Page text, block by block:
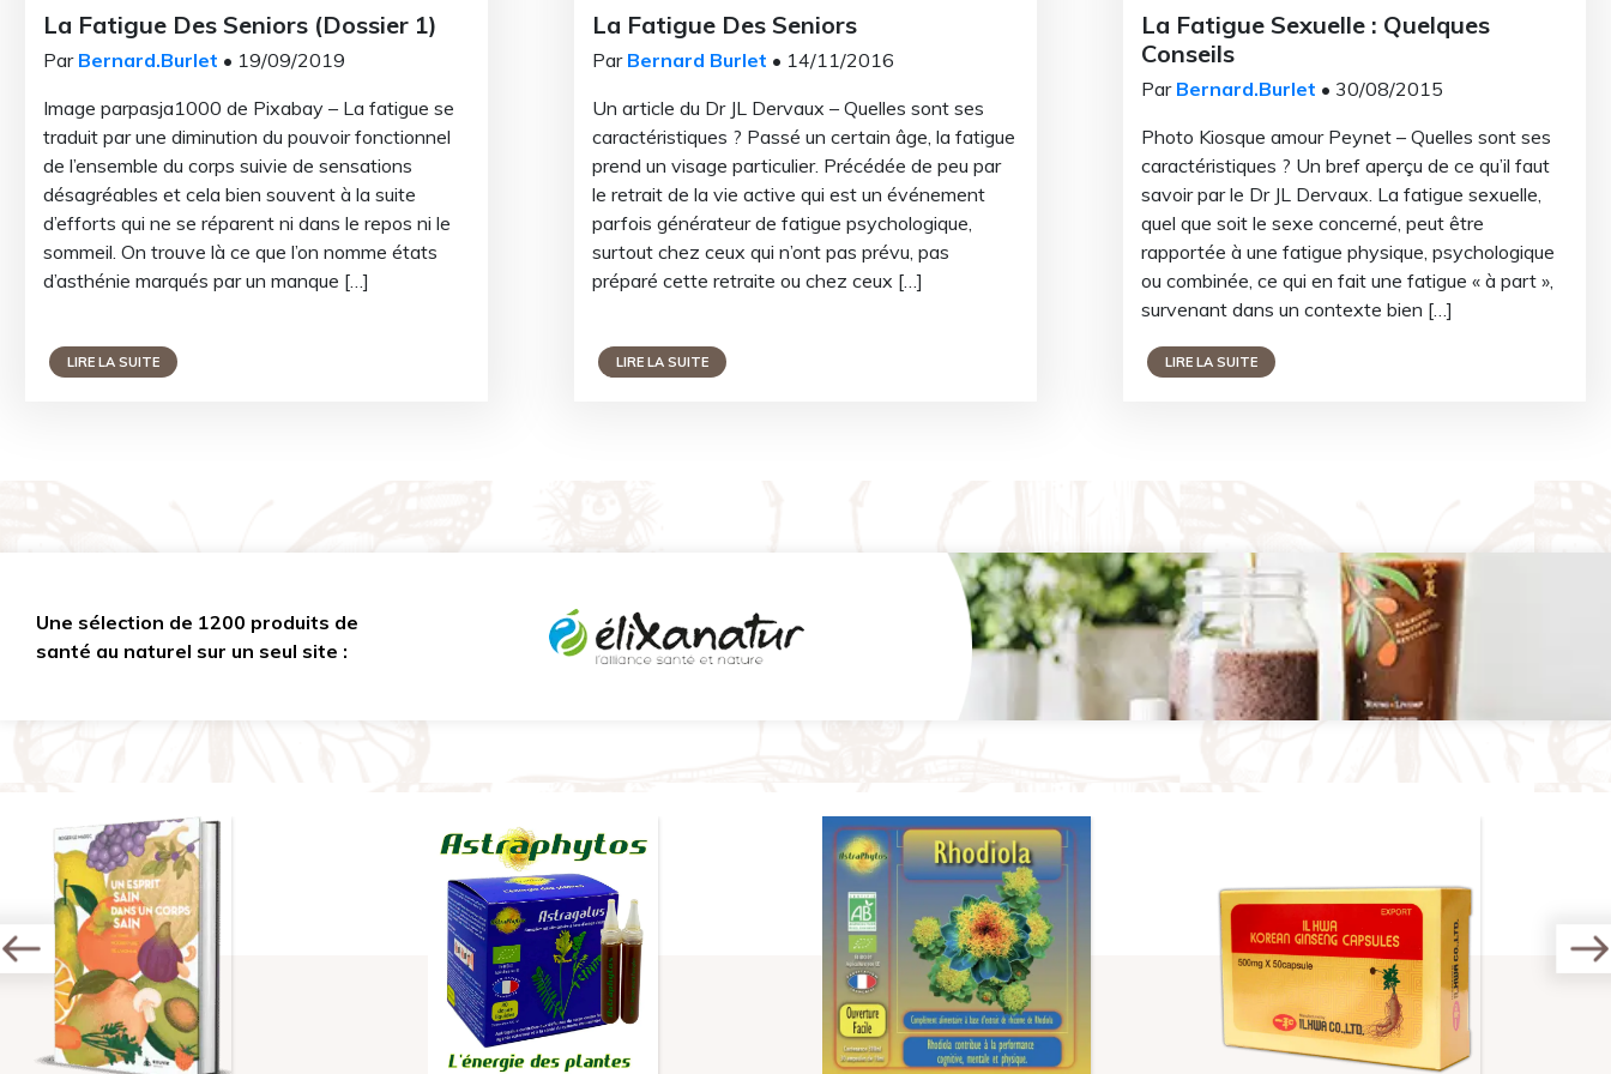
La Fatigue Des Seniors (Dossier 1)
Par Bernard.Burlet • 19/09/2019
Image parpasja1000 de Pixabay – La fatigue se
traduit par une diminution du pouvoir fonctionnel
de l’ensemble du corps suivie de sensations
désagréables et cela bien souvent à la suite
d’efforts qui ne se réparent ni dans le repos ni le
sommeil. On trouve là ce que l’on nomme états
d’asthénie marqués par un manque […]
LIRE LA SUITE
La Fatigue Des Seniors
Par Bernard Burlet • 14/11/2016
Un article du Dr JL Dervaux – Quelles sont ses
caractéristiques ? Passé un certain âge, la fatigue
prend un visage particulier. Précédée de peu par
le retrait de la vie active qui est un événement
parfois générateur de fatigue psychologique,
surtout chez ceux qui n’ont pas prévu, pas
préparé cette retraite ou chez ceux […]
LIRE LA SUITE
La Fatigue Sexuelle : Quelques
Conseils
Par Bernard.Burlet • 30/08/2015
Photo Kiosque amour Peynet – Quelles sont ses
caractéristiques ? Un bref aperçu de ce qu’il faut
savoir par le Dr JL Dervaux. La fatigue sexuelle,
quel que soit le sexe concerné, peut être
rapportée à une fatigue physique, psychologique
ou combinée, ce qui en fait une fatigue « à part »,
survenant dans un contexte bien […]
LIRE LA SUITE
Une sélection de 1200 produits de
santé au naturel sur un seul site :